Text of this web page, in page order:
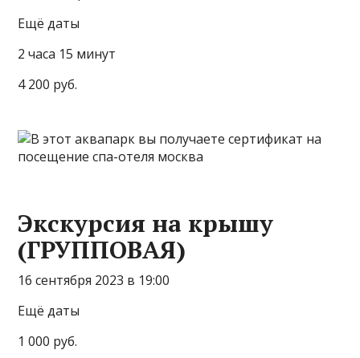
Ещё даты
2 часа 15 минут
4 200 руб.
Экскурсия на крышу
(ГРУППОВАЯ)
16 сентября 2023 в 19:00
Ещё даты
1 000 руб.